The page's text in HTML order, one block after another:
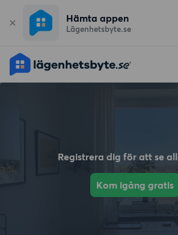
Hämta appen
Lägenhetsbyte.se
Registrera dig för att se
Kom igång gratis